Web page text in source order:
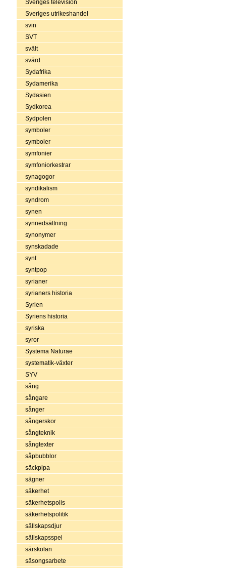
Sveriges television
Sveriges utrikeshandel
svin
SVT
svält
svärd
Sydafrika
Sydamerika
Sydasien
Sydkorea
Sydpolen
symboler
symboler
symfonier
symfoniorkestrar
synagogor
syndikalism
syndrom
synen
synnedsättning
synonymer
synskadade
synt
syntpop
syrianer
syrianers historia
Syrien
Syriens historia
syriska
syror
Systema Naturae
systematik-växter
SYV
sång
sångare
sånger
sångerskor
sångteknik
sångtexter
såpbubblor
säckpipa
sägner
säkerhet
säkerhetspolis
säkerhetspolitik
sällskapsdjur
sällskapsspel
särskolan
säsongsarbete